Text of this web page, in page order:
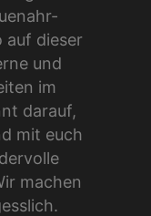
auf dieser
und
im
darauf,
mit euch
machen